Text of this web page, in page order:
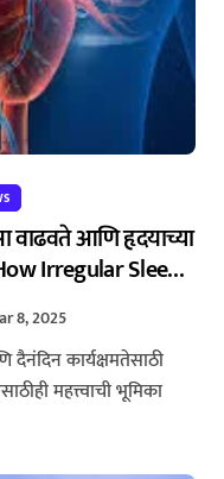
वाढवते आणि हृदयाच्या
Irregular Sleep
and Affects
8, 2025
महत्त्वाची भूमिका